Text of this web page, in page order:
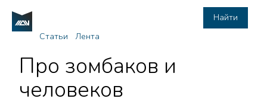
Найти
Статьи
Лента
Про зомбаков и
человеков